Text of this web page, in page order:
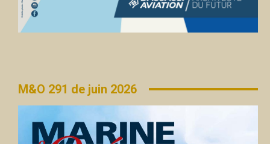
M&O 291 de juin 2026